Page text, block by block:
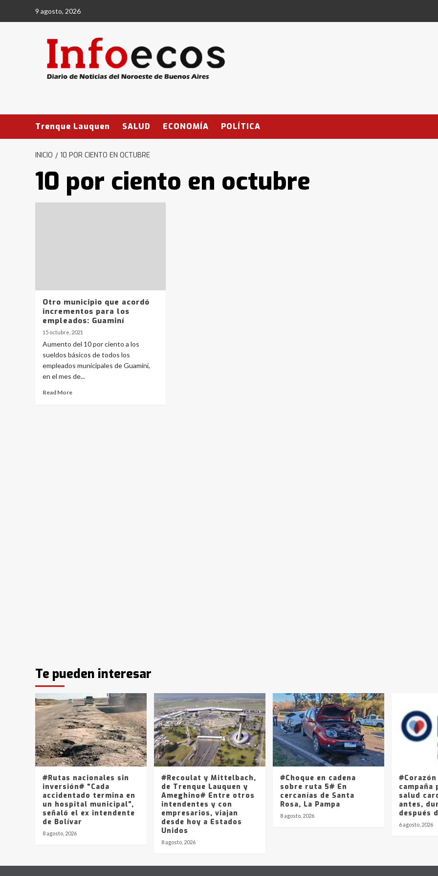
9 agosto, 2026
Trenque Lauquen SALUD ECONOMÍA POLÍTICA
INICIO 10 POR CIENTO EN OCTUBRE
10 por ciento en octubre
Otro municipio que acordó
incrementos para los
empleados: Guaminí
15 octubre, 2021
Aumento del 10 por ciento a los
sueldos básicos de todos los
empleados municipales de Guaminí,
en el mes de...
Read More
Te pueden interesar
#Rutas nacionales sin
inversión# “Cada
accidentado termina en
un hospital municipal”,
señaló el ex intendente
de Bolívar
8 agosto, 2026
#Recoulat y Mittelbach,
de Trenque Lauquen y
Ameghino# Entre otros
intendentes y con
empresarios, viajan
desde hoy a Estados
Unidos
8 agosto, 2026
#Choque en cadena
sobre ruta 5# En
cercanías de Santa
Rosa, La Pampa
8 agosto, 2026
#Corazón
campaña
salud
antes,
después
6 agosto, 2026